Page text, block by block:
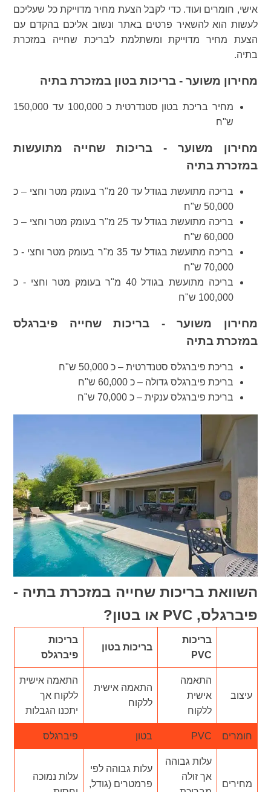
אישי, חומרים ועוד. כדי לקבל הצעת מחיר מדוייקת כל שעליכם
לעשות הוא להשאיר פרטים באתר ונשוב אליכם בהקדם עם
הצעת מחיר מדוייקת ומשתלמת לבריכת שחייה במזכרת
בתיה.
מחירון משוער - בריכות בטון במזכרת בתיה
מחיר בריכת בטון סטנדרטית כ 100,000 עד 150,000
ש"ח
מחירון משוער - בריכות שחייה מתועשות
במזכרת בתיה
בריכה מתועשת בגודל עד 20 מ"ר בעומק מטר וחצי – כ
50,000 ש"ח
בריכה מתועשת בגודל עד 25 מ"ר בעומק מטר וחצי – כ
60,000 ש"ח
בריכה מתועשת בגודל עד 35 מ"ר בעומק מטר וחצי - כ
70,000 ש"ח
בריכה מתועשת בגודל 40 מ"ר בעומק מטר וחצי - כ
100,000 ש"ח
מחירון משוער - בריכות שחייה פיברגלס
במזכרת בתיה
בריכת פיברגלס סטנדרטית – כ 50,000 ש"ח
בריכת פיברגלס גדולה – כ 60,000 ש"ח
בריכת פיברגלס ענקית – כ 70,000 ש"ח
השוואת בריכות שחייה במזכרת בתיה -
פיברגלס, PVC או בטון?
בריכות
PVC
בריכות בטון
בריכות
פיברגלס
עיצוב
התאמה
אישית
ללקוח
התאמה אישית
ללקוח
התאמה אישית
ללקוח אך
יתכנו הגבלות
חומרים PVC בטון פיברגלס
מחירים
עלות גבוהה
אך זולה
עלות גבוהה לפי
פרמטרים (גודל,
עלות נמוכה